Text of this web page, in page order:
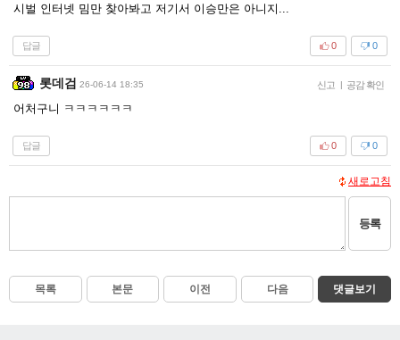
시벌 인터넷 밈만 찾아봐고 저기서 이승만은 아니지...
답글 0
0
롯데검 26-06-14 18:35 신고 | 공감 확인
어처구니 ㅋㅋㅋㅋㅋㅋ
답글 0
0
새로고침
등록
목록 본문 이전 다음 댓글보기